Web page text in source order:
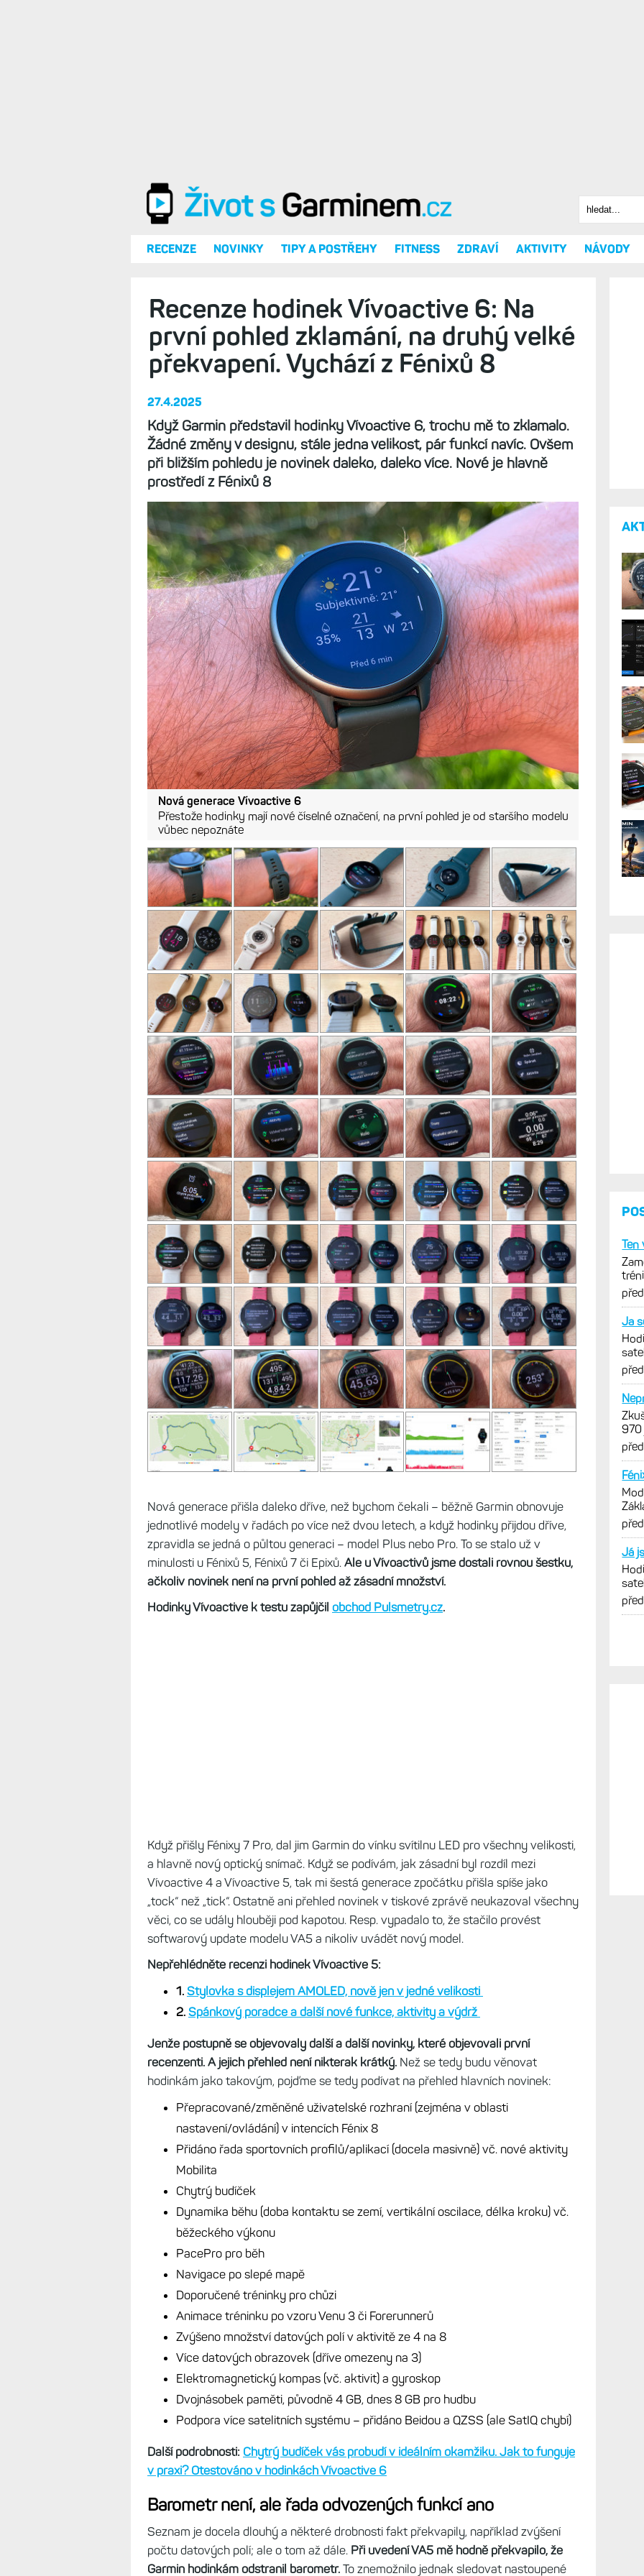
Hledat
RECENZE NOVINKY TIPY A POSTŘEHY FITNESS ZDRAVÍ AKTIVITY NÁVODY
Recenze hodinek Vívoactive 6: Na
první pohled zklamání, na druhý velké
překvapení. Vychází z Fénixů 8
27.4.2025
Když Garmin představil hodinky Vívoactive 6, trochu mě to zklamalo.
Žádné změny v designu, stále jedna velikost, pár funkcí navíc. Ovšem
při bližším pohledu je novinek daleko, daleko více. Nové je hlavně
prostředí z Fénixů 8
Nová generace Vívoactive 6
Přestože hodinky mají nové číselné označení, na první pohled je od staršího modelu
vůbec nepoznáte
Nová generace přišla daleko dříve, než bychom čekali – běžně Garmin obnovuje
jednotlivé modely v řadách po více než dvou letech, a když hodinky přijdou dříve,
zpravidla se jedná o půltou generaci – model Plus nebo Pro. To se stalo už v
minulosti u Fénixů 5, Fénixů 7 či Epixů. Ale u Vívoactivů jsme dostali rovnou šestku,
ačkoliv novinek není na první pohled až zásadní množství.
Hodinky Vívoactive k testu zapůjčil obchod Pulsmetry.cz.
Když přišly Fénixy 7 Pro, dal jim Garmin do vínku svítilnu LED pro všechny velikosti,
a hlavně nový optický snímač. Když se podívám, jak zásadní byl rozdíl mezi
Vívoactive 4 a Vívoactive 5, tak mi šestá generace zpočátku přišla spíše jako
„tock“ než „tick“. Ostatně ani přehled novinek v tiskové zprávě neukazoval všechny
věci, co se udály hlouběji pod kapotou. Resp. vypadalo to, že stačilo provést
softwarový update modelu VA5 a nikoliv uvádět nový model.
Nepřehlédněte recenzi hodinek Vívoactive 5:
1. Stylovka s displejem AMOLED, nově jen v jedné velikosti
2. Spánkový poradce a další nové funkce, aktivity a výdrž
Jenže postupně se objevovaly další a další novinky, které objevovali první
recenzenti. A jejich přehled není nikterak krátký. Než se tedy budu věnovat
hodinkám jako takovým, pojďme se tedy podívat na přehled hlavních novinek:
Přepracované/změněné uživatelské rozhraní (zejména v oblasti
nastavení/ovládání) v intencích Fénix 8
Přidáno řada sportovních profilů/aplikací (docela masivně) vč. nové aktivity
Mobilita
Chytrý budíček
Dynamika běhu (doba kontaktu se zemí, vertikální oscilace, délka kroku) vč.
běžeckého výkonu
PacePro pro běh
Navigace po slepé mapě
Doporučené tréninky pro chůzi
Animace tréninku po vzoru Venu 3 či Forerunnerů
Zvýšeno množství datových polí v aktivitě ze 4 na 8
Více datových obrazovek (dříve omezeny na 3)
Elektromagnetický kompas (vč. aktivit) a gyroskop
Dvojnásobek paměti, původně 4 GB, dnes 8 GB pro hudbu
Podpora více satelitních systému – přidáno Beidou a QZSS (ale SatIQ chybí)
Další podrobnosti: Chytrý budíček vás probudí v ideálním okamžiku. Jak to funguje
v praxi? Otestováno v hodinkách Vívoactive 6
Barometr není, ale řada odvozených funkcí ano
Seznam je docela dlouhý a některé drobnosti fakt překvapily, například zvýšení
počtu datových polí; ale o tom až dále. Při uvedení VA5 mě hodně překvapilo, že
Garmin hodinkám odstranil barometr. To znemožnilo jednak sledovat nastoupené
Ten
před
Ja
před
970
před
před
Já
před